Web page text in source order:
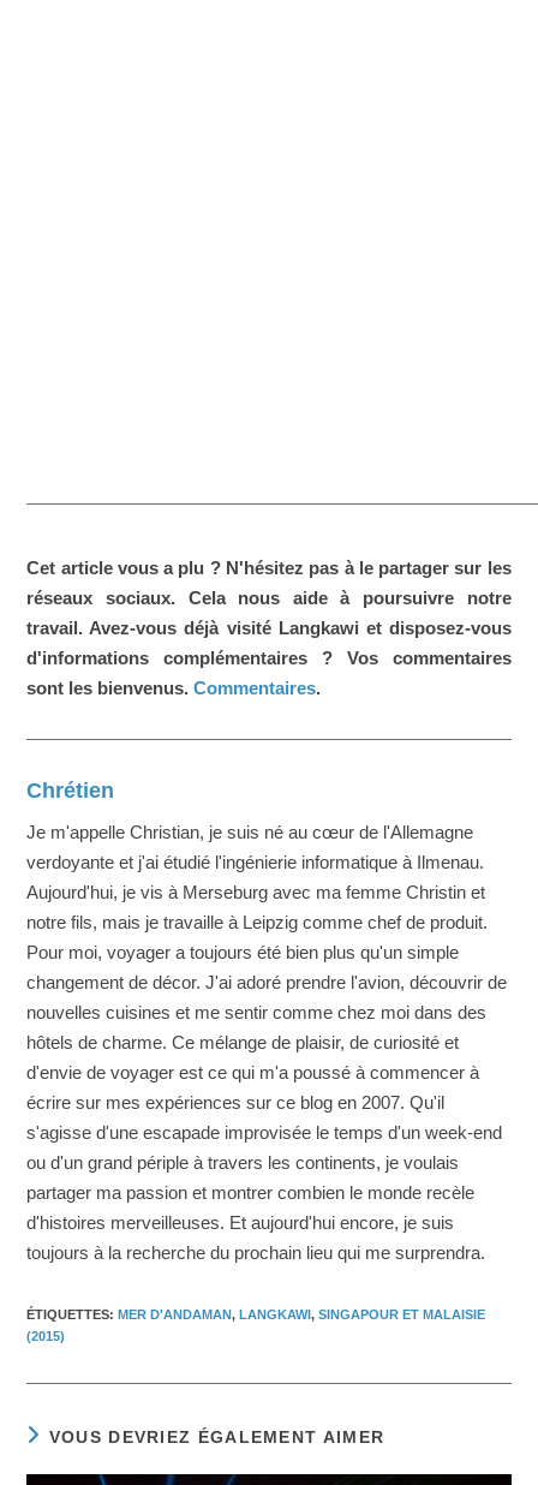
Cet article vous a plu ? N'hésitez pas à le partager sur les
réseaux sociaux. Cela nous aide à poursuivre notre
travail. Avez-vous déjà visité Langkawi et disposez-vous
d'informations complémentaires ? Vos commentaires
sont les bienvenus.Commentaires.
Chrétien
Je m'appelle Christian, je suis né au cœur de l'Allemagne
verdoyante et j'ai étudié l'ingénierie informatique à Ilmenau.
Aujourd'hui, je vis à Merseburg avec ma femme Christin et
notre fils, mais je travaille à Leipzig comme chef de produit.
Pour moi, voyager a toujours été bien plus qu'un simple
changement de décor. J'ai adoré prendre l'avion, découvrir de
nouvelles cuisines et me sentir comme chez moi dans des
hôtels de charme. Ce mélange de plaisir, de curiosité et
d'envie de voyager est ce qui m'a poussé à commencer à
écrire sur mes expériences sur ce blog en 2007. Qu'il
s'agisse d'une escapade improvisée le temps d'un week-end
ou d'un grand périple à travers les continents, je voulais
partager ma passion et montrer combien le monde recèle
d'histoires merveilleuses. Et aujourd'hui encore, je suis
toujours à la recherche du prochain lieu qui me surprendra.
ÉTIQUETTES:MER D'ANDAMAN, LANGKAWI, SINGAPOUR ET MALAISIE
(2015)
VOUS DEVRIEZ ÉGALEMENT AIMER